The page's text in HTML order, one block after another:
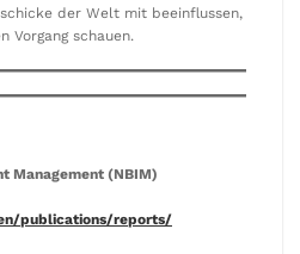
der Welt mit beeinflussen,
Vorgang schauen.
Management (NBIM)
publications/reports/